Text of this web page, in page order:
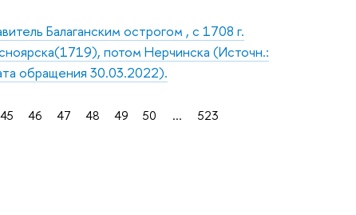
Балаганским острогом , с 1708 г.
потом Нерчинска (Источн.:
обращения 30.03.2022).
45 46 47 48 49 50 ... 523